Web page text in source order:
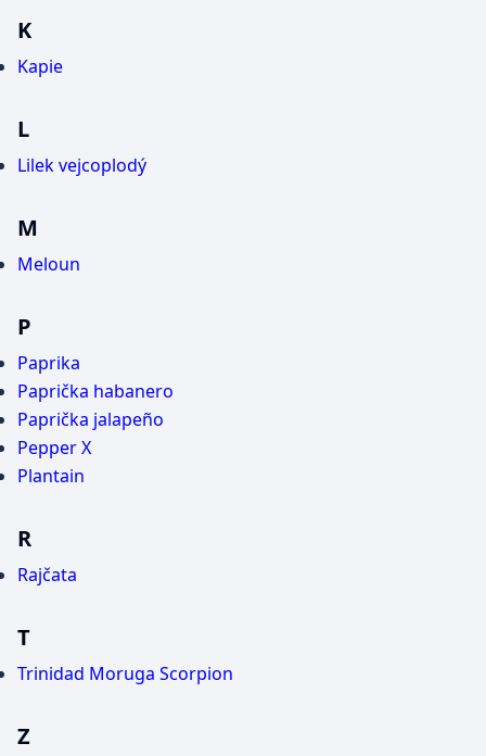
K
Kapie
L
Lilek vejcoplodý
M
Meloun
P
Paprika
Paprička habanero
Paprička jalapeño
Pepper X
Plantain
R
Rajčata
T
Trinidad Moruga Scorpion
Z